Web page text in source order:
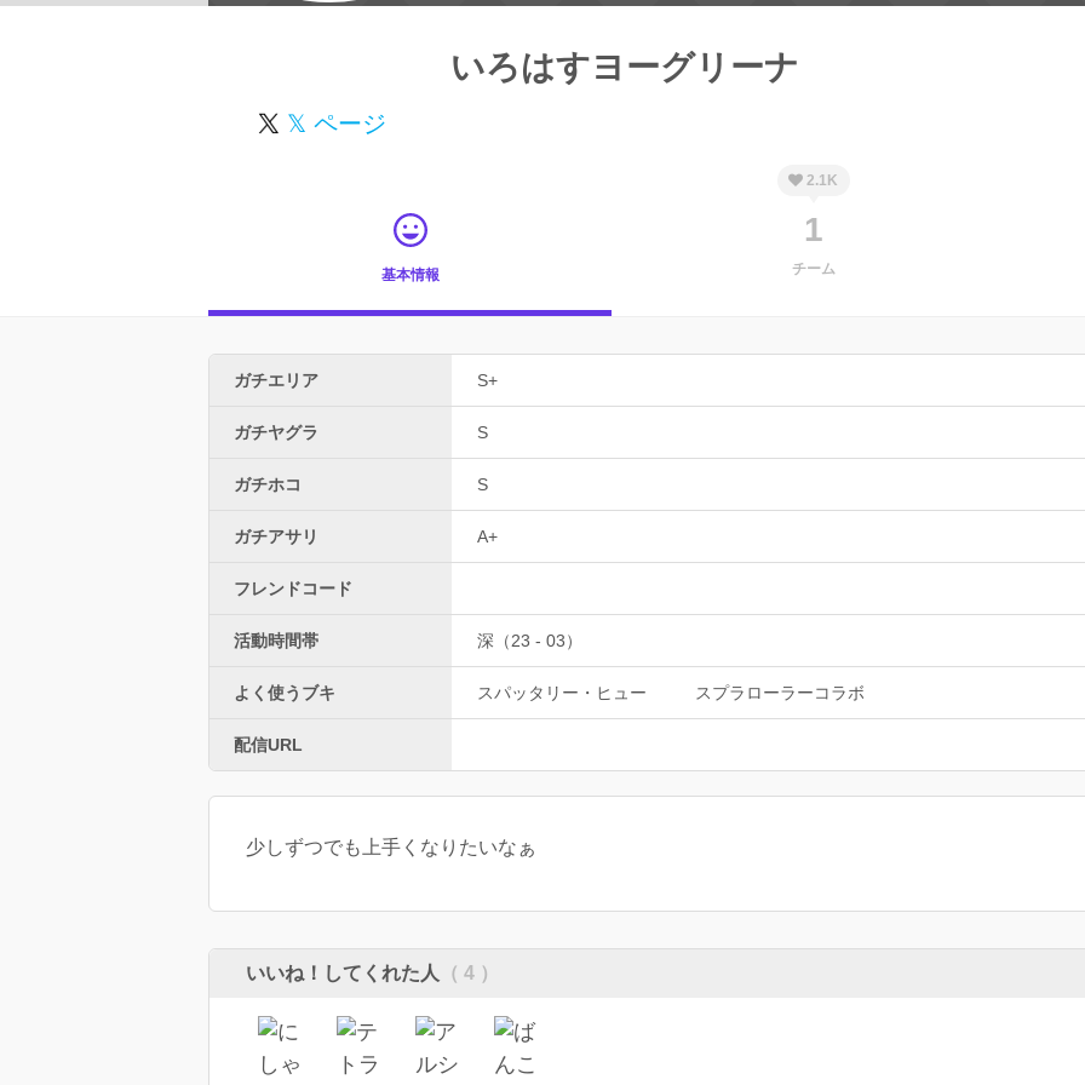
いろはすヨーグリーナ
𝕏 ページ
基本情報
2.1K
1
チーム
ガチエリア S+
ガチヤグラ S
ガチホコ S
ガチアサリ A+
フレンドコード
活動時間帯 深（23 - 03）
よく使うブキ スパッタリー・ヒュー スプラローラーコラボ
配信URL
少しずつでも上手くなりたいなぁ
いいね！してくれた人 （ 4 ）